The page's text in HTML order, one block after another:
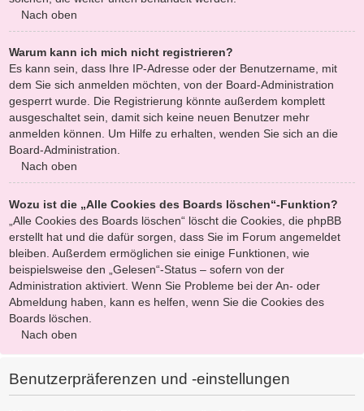
Nach oben
Warum kann ich mich nicht registrieren?
Es kann sein, dass Ihre IP-Adresse oder der Benutzername, mit
dem Sie sich anmelden möchten, von der Board-Administration
gesperrt wurde. Die Registrierung könnte außerdem komplett
ausgeschaltet sein, damit sich keine neuen Benutzer mehr
anmelden können. Um Hilfe zu erhalten, wenden Sie sich an die
Board-Administration.
Nach oben
Wozu ist die „Alle Cookies des Boards löschen“-Funktion?
„Alle Cookies des Boards löschen“ löscht die Cookies, die phpBB
erstellt hat und die dafür sorgen, dass Sie im Forum angemeldet
bleiben. Außerdem ermöglichen sie einige Funktionen, wie
beispielsweise den „Gelesen“-Status – sofern von der
Administration aktiviert. Wenn Sie Probleme bei der An- oder
Abmeldung haben, kann es helfen, wenn Sie die Cookies des
Boards löschen.
Nach oben
Benutzerpräferenzen und -einstellungen